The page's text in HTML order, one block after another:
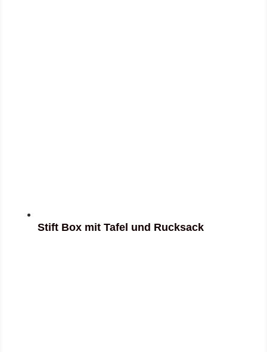
Stift Box mit Tafel und Rucksack